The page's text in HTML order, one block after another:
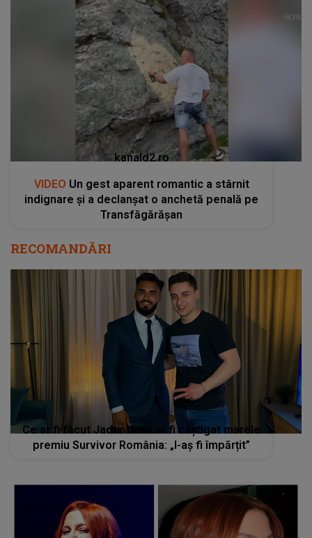
kanald2.ro
VIDEO Un gest aparent romantic a stârnit
indignare și a declanșat o anchetă penală pe
Transfăgărășan
RECOMANDĂRI
Ce ar fi făcut Jador dacă ar fi câștigat marele
premiu Survivor România: „I-aș fi împărțit”